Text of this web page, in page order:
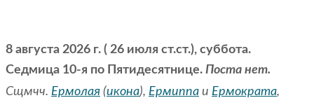
8 августа 2026 г. ( 26 июля ст.ст.), суббота.
Седмица 10-я по Пятидесятнице. Поста нет.
Сщмчч. Ермолая (икона), Ермиппа и Ермократа,